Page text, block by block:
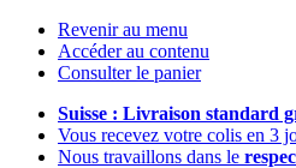
Revenir au menu
Accéder au contenu
Consulter le panier
Suisse : Livraison standard
Vous recevez votre colis en 3
Nous travaillons dans le